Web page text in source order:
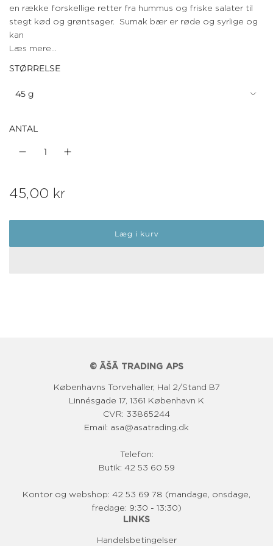
en række forskellige retter fra hummus og friske salater til
stegt kød og grøntsager. Sumak bær er røde og syrlige og
kan
Læs mere...
STØRRELSE
45 g
ANTAL
N
45,00 kr
Læg i kurv
© ĀŠĀ TRADING APS
Københavns Torvehaller, Hal 2/Stand B7
Linnésgade 17, 1361 København K
CVR: 33865244
Email: asa@asatrading.dk
Telefon:
Butik: 42 53 60 59
Kontor og webshop: 42 53 69 78 (mandage, onsdage,
fredage: 9:30 - 13:30)
LINKS
Handelsbetingelser